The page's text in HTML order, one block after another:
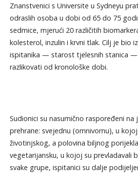
Znanstvenici s Universite u Sydneyu
odraslih osoba u dobi od 65 do 75
sedmice, mjerući 20 različitih
kolesterol, inzulin i krvni tlak. Cilj je bio
ispitanika — starost tjelesnih stanica —
razlikovati od kronološke dobi.
Sudionici su nasumično raspoređeni
prehrane: svejednu (omnivornu), u
životinjskog, a polovina biljnog
vegetarijansku, u kojoj su prevladavali
svake grupe, ispitanici su dalje